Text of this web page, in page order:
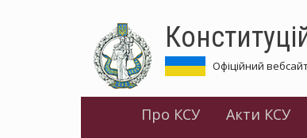
Офіційний
Про КСУ Акти КСУ